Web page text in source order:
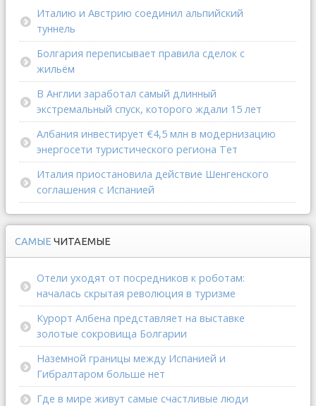
Италию и Австрию соединил альпийский
туннель
Болгария переписывает правила сделок с
жильём
В Англии заработал самый длинный
экстремальный спуск, которого ждали 15 лет
Албания инвестирует €4,5 млн в модернизацию
энергосети туристического региона Тет
Италия приостановила действие Шенгенского
соглашения с Испанией
САМЫЕ ЧИТАЕМЫЕ
Отели уходят от посредников к роботам:
началась скрытая революция в туризме
Курорт Албена представляет на выставке
золотые сокровища Болгарии
Наземной границы между Испанией и
Гибралтаром больше нет
Где в мире живут самые счастливые люди